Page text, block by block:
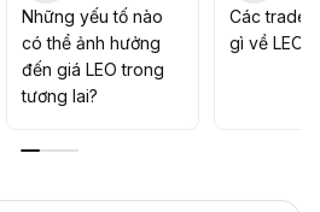
thì có áp lực điều chỉnh hệ thống,
Những yếu tố nào
có thể ảnh hưởng
đến giá LEO trong
tương lai?
Các trader
gì về LEO?